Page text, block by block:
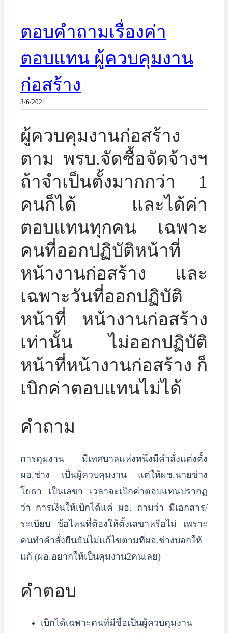
ตอบคำถามเรื่องค่า
ตอบแทน ผู้ควบคุมงาน
ก่อสร้าง
3/6/2021
ผู้ควบคุมงานก่อสร้าง
ตาม พรบ.จัดซื้อจัดจ้างฯ
ถ้าจำเป็นตั้งมากกว่า 1
คนก็ได้ และได้ค่า
ตอบแทนทุกคน เฉพาะ
คนที่ออกปฏิบัติหน้าที่
หน้างานก่อสร้าง และ
เฉพาะวันที่ออกปฏิบัติ
หน้าที่ หน้างานก่อสร้าง
เท่านั้น ไม่ออกปฏิบัติ
หน้าที่หน้างานก่อสร้าง ก็
เบิกค่าตอบแทนไม่ได้
คำถาม
การคุมงาน มีเทศบาลแห่งหนึ่งมีคำสั่งแต่งตั้ง
ผอ.ช่าง เป็นผู้ควบคุมงาน แต่ให้ผช.นายช่าง
โยธา เป็นเลขา เวลาจะเบิกค่าตอบแทนปรากฏ
ว่า การเงินให้เบิกได้แค่ ผอ. ถามว่า มีเอกสาร/
ระเบียบ ข้อไหนที่ต้องให้ตั้งเลขาหรือไม่ เพราะ
คนทำคำสั่งยืนยันไม่แก้ไขตามที่ผอ.ช่างบอกให้
แก้ (ผอ.อยากให้เป็นคุมงาน2คนเลย)
คำตอบ
เบิกได้เฉพาะคนที่มีชื่อเป็นผู้ควบคุมงาน